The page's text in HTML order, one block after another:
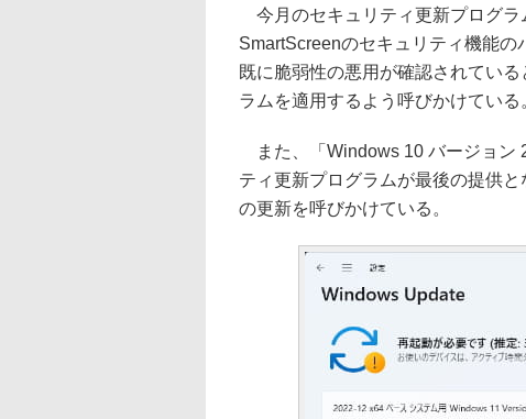
今月のセキュリティ更新プログラ
SmartScreenのセキュリティ機能の
既に脆弱性の悪用が確認されてい
ラムを適用するよう呼びかけている
また、「Windows 10 バージョン
ティ更新プログラムが最後の提供
の更新を呼びかけている。